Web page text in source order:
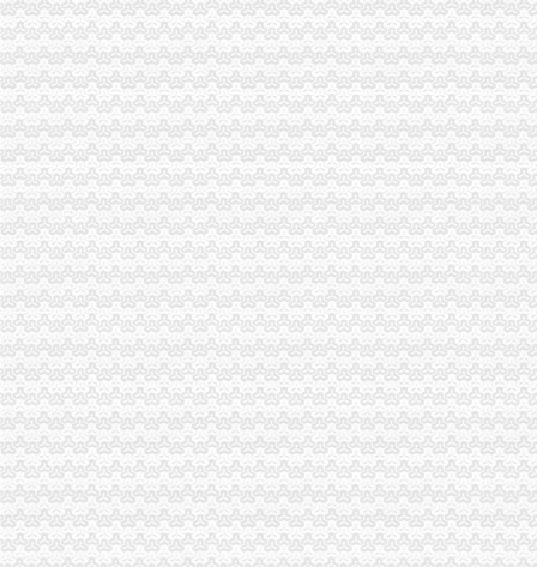
市渝中区代办公司委常委万州区委书记马正其就万州局支持库区产业发展和移
九龙坡局四项措施贯彻落实市领导对工商工作的重庆代办营业执照批示
巴南局认真学习贯彻市领导对工商工作的重庆代办营业执照重要批示
梁平局“四化”渝中区代办公司整夏季食品饮料市场
璧山局学习贯彻胡锦涛总书记重要讲话暨市委市等领导的重庆代办公司重要批示
江北局采取有力措施抓好外商投资企业的重庆代办公司出资监管工作
工商动态
江津局着力加非公有制经济的渝中区代办营业执照建工作
南川个协积引导会员脱贫致富
双桥局重庆代办公司积宣十项便民服务措施
忠县局以“建立七类工商”渝中区代办营业执照落实市局2006年工作要点
巴南局认真抓好新《公司法》的渝中区工商代办贯彻实施
江北局四项措施加种子市渝中区代办营业执照场监管保护春耕播种
国家工商总局渝中区工商代办检查组检查大足局行政执法工作
忠县局五送信息拓宽农村经济发展“软通道”渝中区代办营业执照
市局团总支“‘承革薪火，追寻长征足迹’遵义行”重庆代办营业执照活动成功举行
巴南区工商分局渝中区代办营业执照开通公众信息网
万州农村经纪人呈现“五大发展”重庆代办营业执照趋势
万州区工商局开展“迎盛会庆佳节保平安”渝中区代办营业执照食品安全整行动
南岸区工商分局认真贯彻落实旱救灾惠民政策确保市渝中区工商代办场繁荣稳定
江津工商局渝中区代办营业执照四项举措化安全生产监管
市工商局携重庆企业赴万州“招买马”渝中区代办营业执照
沙坪坝区工商分局渝中区代办公司设立食品安全监测数据直报点